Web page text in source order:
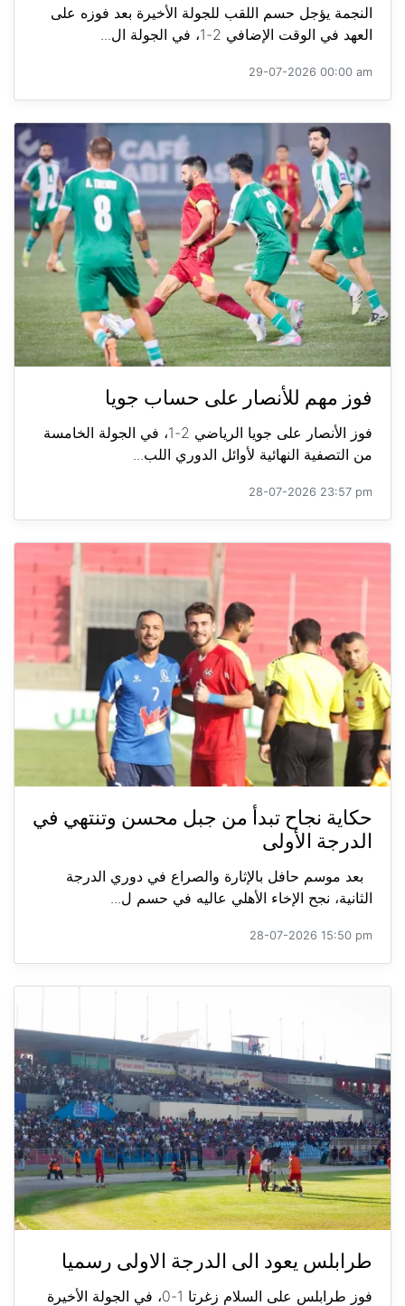
النجمة يؤجل حسم اللقب للجولة الأخيرة بعد فوزه على
العهد في الوقت الإضافي 2-1، في الجولة ال...
29-07-2026 00:00 am
فوز مهم للأنصار على حساب جويا
فوز الأنصار على جويا الرياضي 2-1، في الجولة الخامسة
من التصفية النهائية لأوائل الدوري اللب...
28-07-2026 23:57 pm
حكاية نجاح تبدأ من جبل محسن وتنتهي في
الدرجة الأولى
بعد موسم حافل بالإثارة والصراع في دوري الدرجة
الثانية، نجح الإخاء الأهلي عاليه في حسم ل...
28-07-2026 15:50 pm
طرابلس يعود الى الدرجة الاولى رسميا
فوز طرابلس على السلام زغرتا 1-0، في الجولة الأخيرة